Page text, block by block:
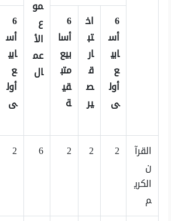
مو
ع
الأ
عم
ال
6
أس
ابي
ع
أول
ى
اخ
تب
ار
ق
ص
ير
6
أسا
بيع
متب
قي
ة
6
أس
ابي
ع
أول
ى
القرآ
ن
الكري
م
2
2
2
6
2